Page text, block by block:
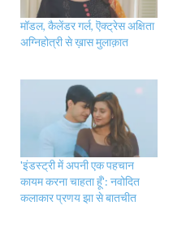
मॉडल, कैलेंडर गर्ल, ऎक्ट्रेस अक्षिता
अग्निहोत्री से ख़ास मुलाक़ात
'इंडस्ट्री में अपनी एक पहचान
कायम करना चाहता हूँ': नवोदित
कलाकार प्रणय झा से बातचीत